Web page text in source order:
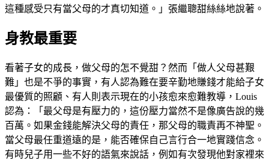
這種感受只有當父母的才真切知道。」張繼聰甜絲絲地說著。
身教最重要
看著子女的成長，做父母的怎不覺甜？然而「做人父母甚艱
難」也是不爭的事實，有人認為難在要辛勤地賺錢才能給子女
最優質的照顧、有人則表示現在的小孩愈來愈難教導，Louis
認為：「最父母是有壓力的，這份壓力當然不是像廣告說的幾
百萬。如果金錢能解決父母的責任，那父母的職責再不神聖。
當父母最任重道遠的是，能否確保自己言行合一地實踐信念。
有時兒子用一些不好的語氣來說話，例如有次發現他對家裡來